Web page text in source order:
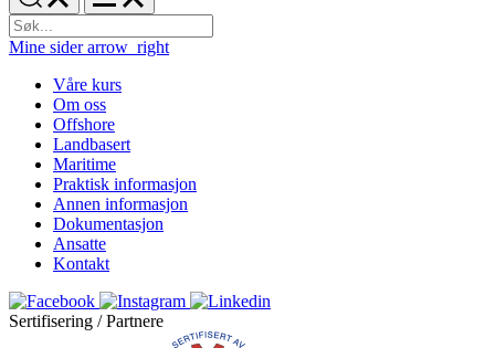
Mine sider arrow_right
Våre kurs
Om oss
Offshore
Landbasert
Maritime
Praktisk informasjon
Annen informasjon
Dokumentasjon
Ansatte
Kontakt
Sertifisering / Partnere